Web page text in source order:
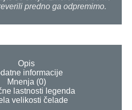
predno ga odpremimo.
Opis
informacije
Mnenja (0)
lastnosti legenda
velikosti čelade